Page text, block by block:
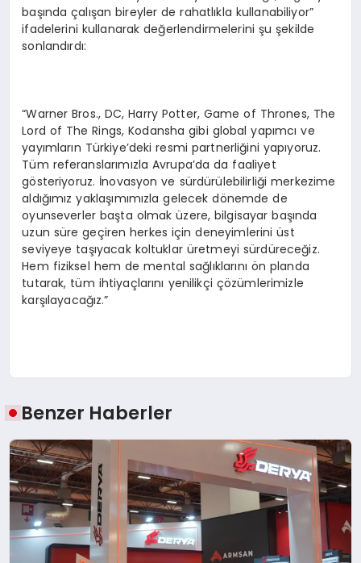
başında çalışan bireyler de rahatlıkla kullanabiliyor”
ifadelerini kullanarak değerlendirmelerini şu şekilde
sonlandırdı:
“Warner Bros., DC, Harry Potter, Game of Thrones, The
Lord of The Rings, Kodansha gibi global yapımcı ve
yayımların Türkiye’deki resmi partnerliğini yapıyoruz.
Tüm referanslarımızla Avrupa’da da faaliyet
gösteriyoruz. İnovasyon ve sürdürülebilirliği merkezime
aldığımız yaklaşımımızla gelecek dönemde de
oyunseverler başta olmak üzere, bilgisayar başında
uzun süre geçiren herkes için deneyimlerini üst
seviyeye taşıyacak koltuklar üretmeyi sürdüreceğiz.
Hem fiziksel hem de mental sağlıklarını ön planda
tutarak, tüm ihtiyaçlarını yenilikçi çözümlerimizle
karşılayacağız.”
Benzer Haberler